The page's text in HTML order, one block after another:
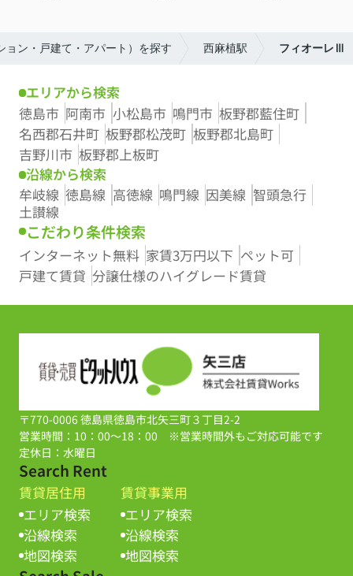
ン・戸建て・アパート）を探す 西麻植駅 フィオーレⅢ
エリアから検索
徳島市 阿南市 小松島市 鳴門市 板野郡藍住町
名西郡石井町 板野郡松茂町 板野郡北島町
吉野川市 板野郡上板町
沿線から検索
牟岐線 徳島線 高徳線 鳴門線 因美線 智頭急行
土讃線
こだわり条件検索
インターネット無料 家賃3万円以下 ペット可
戸建て賃貸 分譲仕様のハイグレード賃貸
〒770-0006 徳島県徳島市北矢三町３丁目2-2
営業時間：10：00～18：00 ※営業時間外もご対応可能です
定休日：水曜日
Search Rent
賃貸居住用
エリア検索
沿線検索
地図検索
賃貸事業用
エリア検索
沿線検索
地図検索